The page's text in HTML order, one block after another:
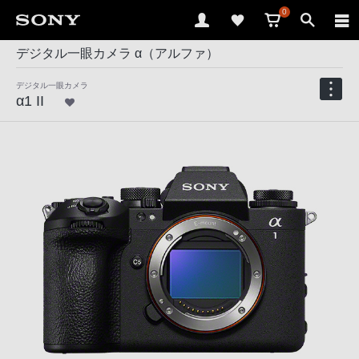
0
デジタル一眼カメラ α（アルファ）
デジタル一眼カメラ
α1 II